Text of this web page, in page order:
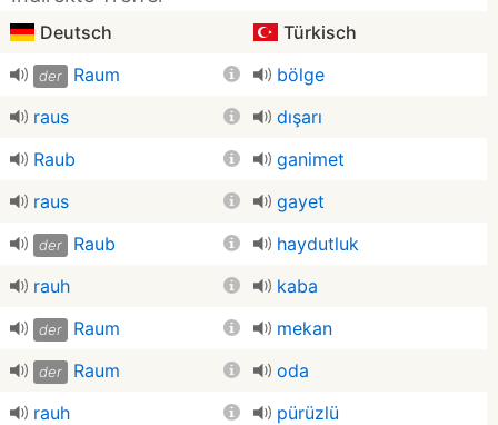
Deutsch Türkisch
der Raum
bölge
raus
dışarı
Raub
ganimet
raus
gayet
der Raub
haydutluk
rauh
kaba
der Raum mekan
der Raum
oda
rauh
pürüzlü